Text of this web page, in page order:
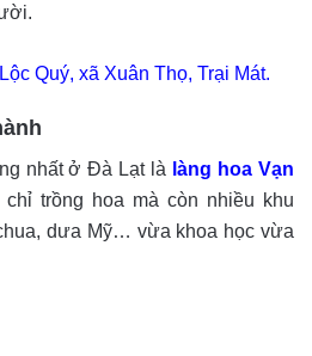
Quý, xã Xuân Thọ, Trại Mát.
nhất ở Đà Lạt là làng hoa Vạn
trồng hoa mà còn nhiều khu
dưa Mỹ… vừa khoa học vừa